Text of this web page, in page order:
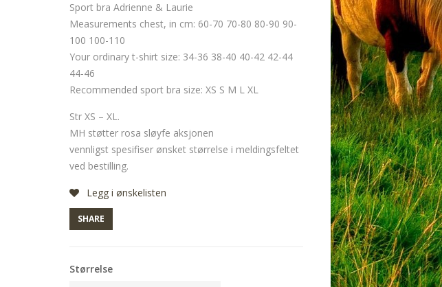
Sport bra Adrienne & Laurie
Measurements chest, in cm: 60-70 70-80 80-90 90-
100 100-110
Your ordinary t-shirt size: 34-36 38-40 40-42 42-44
44-46
Recommended sport bra size: XS S M L XL
Str XS – XL.
MH støtter rosa sløyfe aksjonen
vennligst spesifiser ønsket størrelse i meldingsfeltet
ved bestilling.
Legg i ønskelisten
SHARE
Størrelse